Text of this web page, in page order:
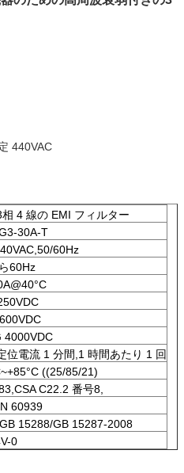
440VAC
相 4 線の EMI フィルター
30A-T
60Hz
60Hz
4000VDC
位電流 1 分間,1 時間あたり 1 回
((25/85/21)
C22.2 番号8,
60939
15288/GB 15287-2008
0